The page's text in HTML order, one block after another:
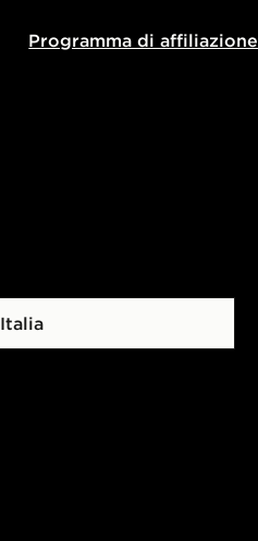
Programma di affiliazione
Italia